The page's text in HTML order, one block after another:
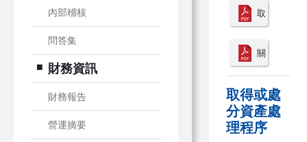
內部稽核
問答集
財務資訊
財務報告
營運摘要
章
程
取
得
或
處
分
資
產
處
關
係
人
相
互
間
取得或處
分資產處
理程序